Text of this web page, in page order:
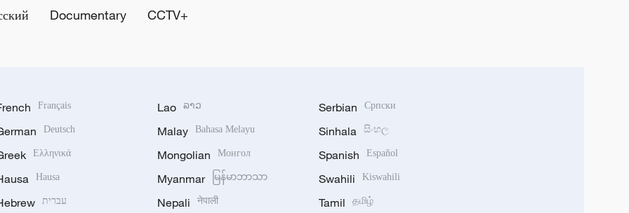
Documentary CCTV+
Français
Deutsch
Ελληνικά
Hausa
עברית
Lao ລາວ
Malay Bahasa Melayu
Mongolian Монгол
Myanmar မြန်မာဘာသာ
Nepali नेपाली
Serbian Српски
Sinhala සිංහල
Spanish Español
Swahili Kiswahili
Tamil தமிழ்